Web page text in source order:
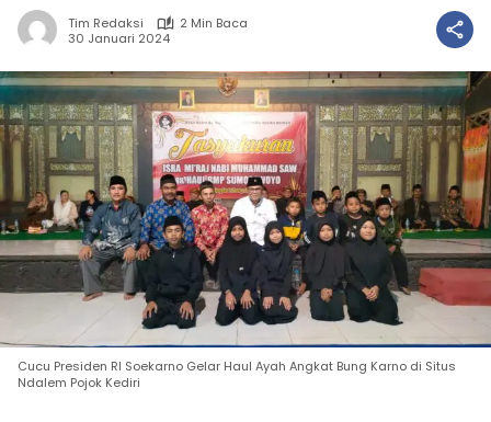
Tim Redaksi
2 Min Baca
30 Januari 2024
Cucu Presiden RI Soekarno Gelar Haul Ayah Angkat Bung Karno di Situs
Ndalem Pojok Kediri